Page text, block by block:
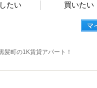
たい 買いたい
髪町の1K賃貸アパート！